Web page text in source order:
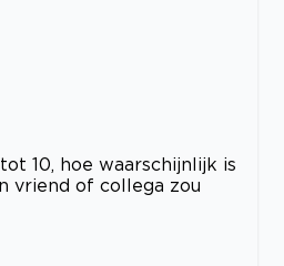
10, hoe waarschijnlijk is
vriend of collega zou